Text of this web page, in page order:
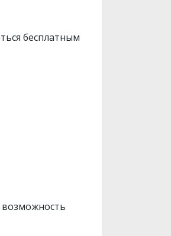
бесплатным
возможность